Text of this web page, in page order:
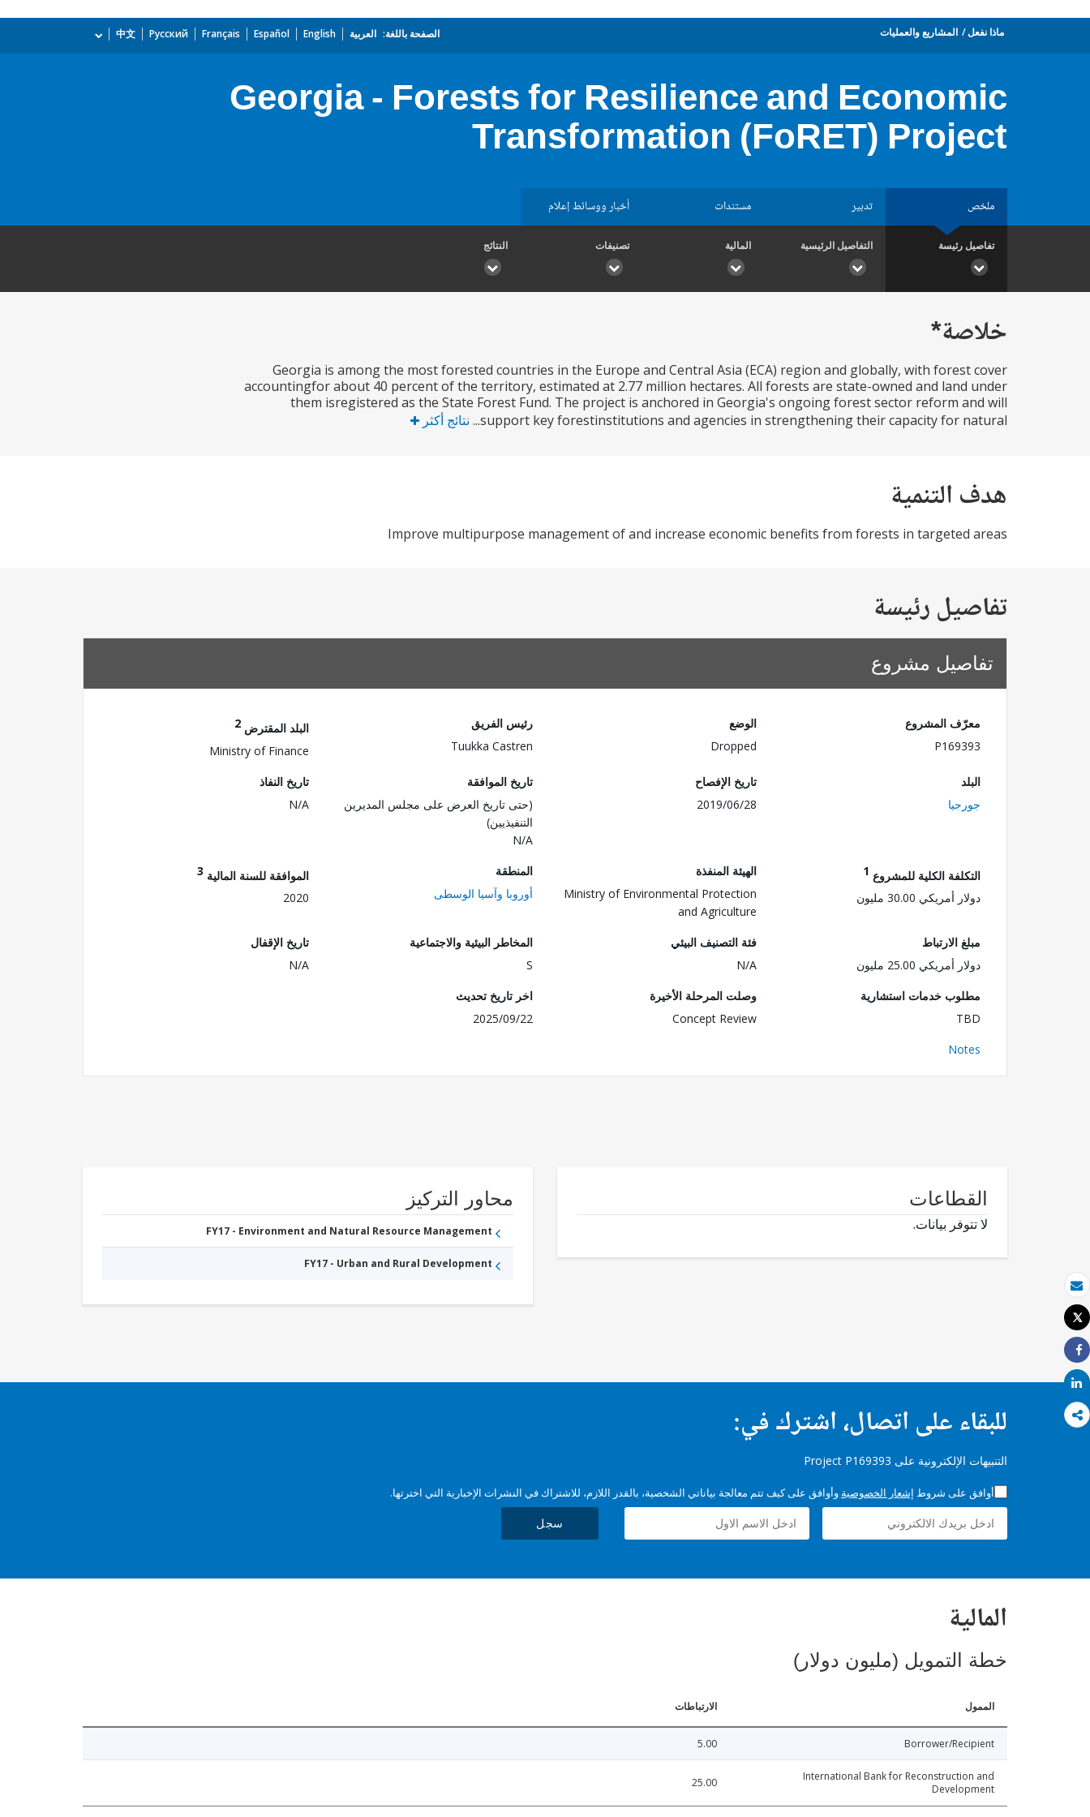
بريد الكتروني
طباعة
Tweet
Share
Share
ماذا نفعل المشاريع والعمليات الصفحة باللغة: العربية English
Español
Français
Русский
中文
Georgia - Forests for Resilience and Economic
Transformation (FoRET) Project
ملخص تدبير مستندات أخبار ووسائط إعلام
تفاصيل رئيسة التفاصيل الرئيسية المالية تصنيفات النتائج
خلاصة*
Georgia is among the most forested countries in the Europe and Central Asia (ECA) region and globally, with forest cover
accountingfor about 40 percent of the territory, estimated at 2.77 million hectares. All forests are state-owned and land under
them isregistered as the State Forest Fund. The project is anchored in Georgia's ongoing forest sector reform and will
support key forestinstitutions and agencies in strengthening their capacity for natural...
نتائج أكثر
هدف التنمية
Improve multipurpose management of and increase economic benefits from forests in targeted areas
تفاصيل رئيسة
تفاصيل مشروع
معرّف المشروع
P169393
الوضع
Dropped
رئيس الفريق
Tuukka Castren
البلد المقترض 2
Ministry of Finance
البلد
جورجيا
تاريخ الإفصاح
2019/06/28
تاريخ الموافقة
(حتى تاريخ العرض على مجلس المديرين
التنفيذيين)
N/A
تاريخ النفاذ
N/A
التكلفة الكلية للمشروع 1
دولار أمريكي 30.00 مليون
الهيئة المنفذة
Ministry of Environmental Protection
and Agriculture
المنطقة
أوروبا وآسيا الوسطى
الموافقة للسنة المالية 3
2020
مبلغ الارتباط
دولار أمريكي 25.00 مليون
فئة التصنيف البيئي
N/A
المخاطر البيئية والاجتماعية
S
تاريخ الإقفال
N/A
مطلوب خدمات استشارية
TBD
وصلت المرحلة الأخيرة
Concept Review
اخر تاريخ تحديث
2025/09/22
Notes
القطاعات
لا تتوفر بيانات.
محاور التركيز
FY17 - Environment and Natural Resource Management
FY17 - Urban and Rural Development
للبقاء على اتصال، اشترك في:
التنبيهات الإلكترونية على Project P169393
أوافق على شروط إشعار الخصوصية وأوافق على كيف تتم معالجة بياناتي الشخصية، بالقدر اللازم، للاشتراك في النشرات الإخبارية التي اخترتها.
سجل
المالية
خطة التمويل (مليون دولار)
الممول الارتباطات
Borrower/Recipient
5.00
International Bank for Reconstruction and
Development
25.00